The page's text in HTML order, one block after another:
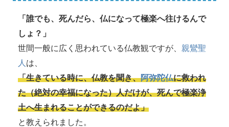
「誰でも、死んだら、仏になって極楽へ往けるんで
しょ？」
世間一般に広く思われている仏教観ですが、 親鸞聖
人 は、
「生きている時に、仏教を聞き、阿弥陀仏に救われ
た（絶対の幸福になった）人だけが、死んで極楽浄
土へ生まれることができるのだよ」
と教えられました。